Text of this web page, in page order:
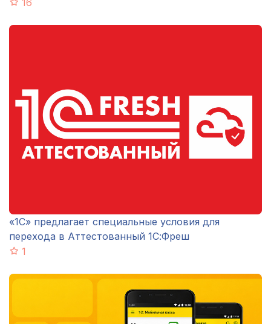
«1С» предлагает специальные условия для
перехода в Аттестованный 1С:Фреш
1